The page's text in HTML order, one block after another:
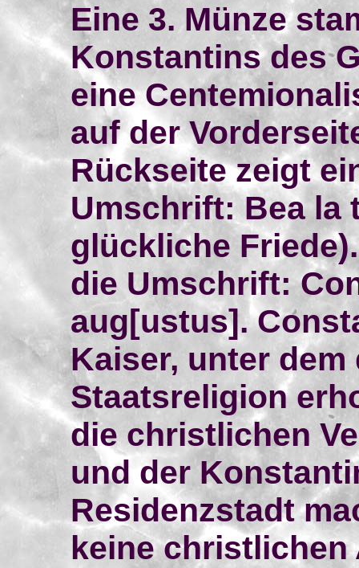
Eine 3. Münze
Konstantins des
eine
auf der
Rückseite zeigt
Umschrift: Bea la
glückliche
die Umschrift:
aug[ustus].
Kaiser, unter
Staatsreligion
die christlichen
und der
Residenzstadt
keine